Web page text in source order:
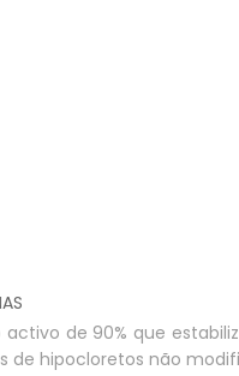
de 90% que
de hipocloretos não